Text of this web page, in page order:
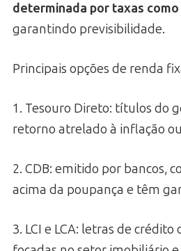
determinada por taxas como
garantindo previsibilidade.
Principais opções de renda
1. Tesouro Direto: títulos do
retorno atrelado à inflação
2. CDB: emitido por bancos,
acima da poupança e têm
3. LCI e LCA: letras de crédito